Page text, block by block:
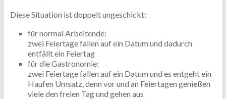
Diese Situation ist doppelt ungeschickt:
für normal Arbeitende:
zwei Feiertage fallen auf ein Datum und dadurch
entfällt ein Feiertag
für die Gastronomie:
zwei Feiertage fallen auf ein Datum und es entgeht ein
Haufen Umsatz, denn vor und an Feiertagen genießen
viele den freien Tag und gehen aus